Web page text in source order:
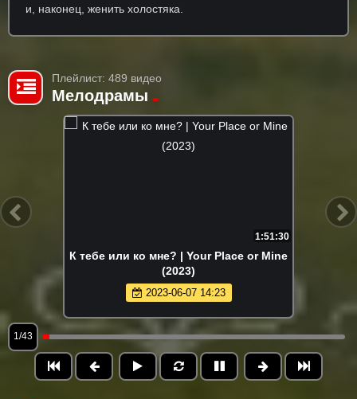
и, наконец, женить холостяка.
Плейлист: 489 видео
Мелодрамы
1:51:30
К тебе или ко мне? | Your Place or Mine
(2023)
2023-06-07 14:23
1/43